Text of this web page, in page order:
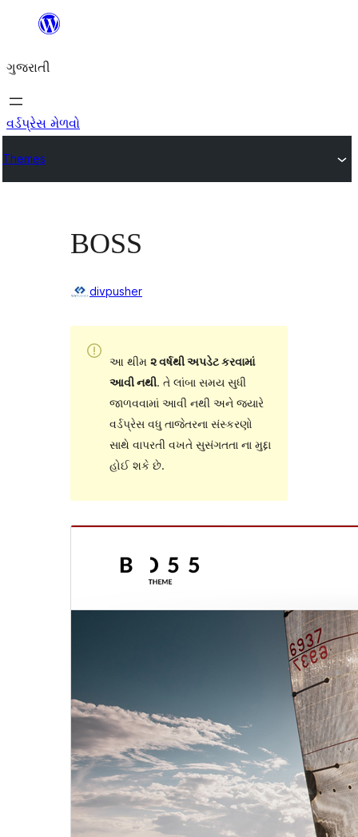
કંટેન્ટ(લખાણ)
જાઓ
ગુજરાતી
વર્ડપ્રેસ મેળવો
Themes
BOSS
divpusher
આ થીમ ૨ વર્ષથી અપડેટ કરવામાં
આવી નથી. તે લાંબા સમય સુધી
જાળવવામાં આવી નથી અને જ્યારે
વર્ડપ્રેસ વધુ તાજેતરના સંસ્કરણો
સાથે વાપરતી વખતે સુસંગતતા ના મુદ્દા
હોઈ શકે છે.